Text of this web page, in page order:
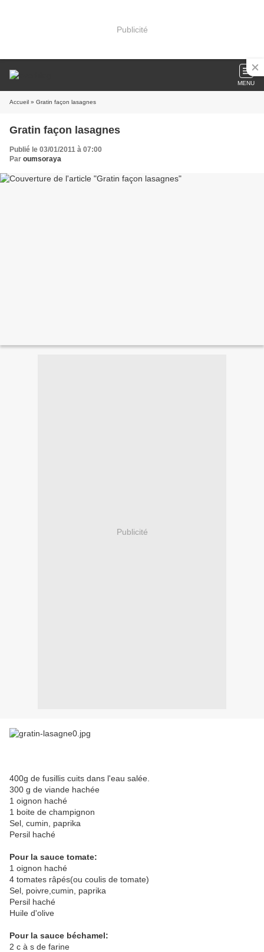
Publicité
MENU
Accueil » Gratin façon lasagnes
Gratin façon lasagnes
Publié le 03/01/2011 à 07:00
Par oumsoraya
Publicité
400g de fusillis cuits dans l'eau salée.
300 g de viande hachée
1 oignon haché
1 boite de champignon
Sel, cumin, paprika
Persil haché
Pour la sauce tomate:
1 oignon haché
4 tomates râpés(ou coulis de tomate)
Sel, poivre,cumin, paprika
Persil haché
Huile d'olive
Pour la sauce béchamel:
2 c à s de farine